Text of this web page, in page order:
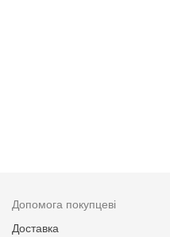
Допомога покупцеві
Доставка